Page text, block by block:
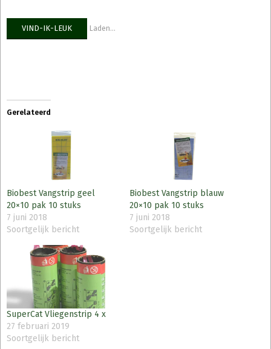
VIND-IK-LEUK Laden...
Gerelateerd
Biobest Vangstrip geel
20×10 pak 10 stuks
7 juni 2018
Soortgelijk bericht
Biobest Vangstrip blauw
20×10 pak 10 stuks
7 juni 2018
Soortgelijk bericht
SuperCat Vliegenstrip 4 x
27 februari 2019
Soortgelijk bericht